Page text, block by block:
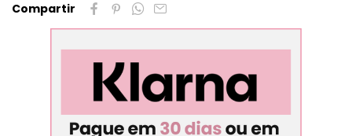
Compartir